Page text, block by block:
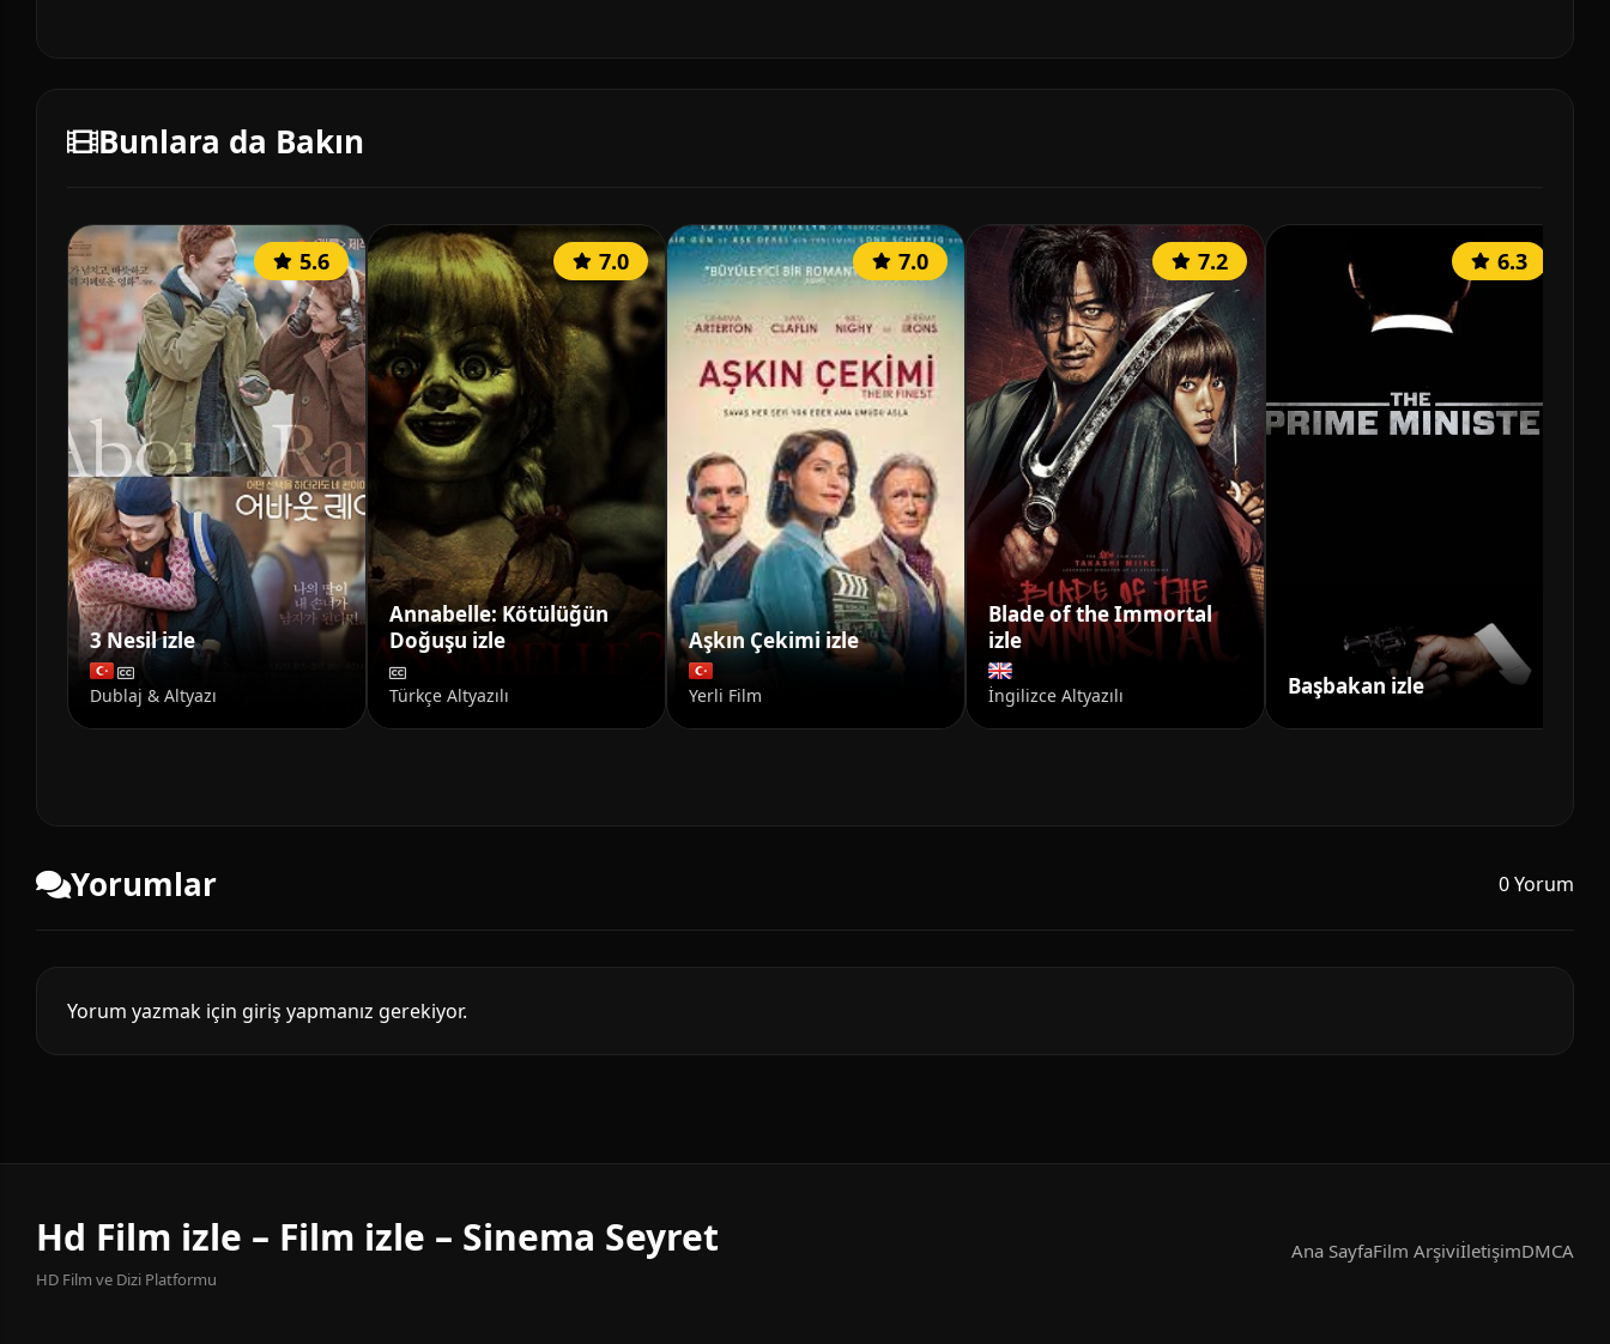
Bunlara da Bakın
5.6
3 Nesil izle
Dublaj & Altyazı
7.0
Annabelle: Kötülüğün
Doğuşu izle
Türkçe Altyazılı
7.0
Aşkın Çekimi izle
Yerli Film
7.2
Blade of the Immortal
izle
İngilizce Altyazılı
6.3
Başbakan izle
Yorumlar 0 Yorum
Yorum yazmak için giriş yapmanız gerekiyor.
Hd Film izle – Film izle – Sinema Seyret
HD Film ve Dizi Platformu
Ana SayfaFilm ArşiviİletişimDMCA